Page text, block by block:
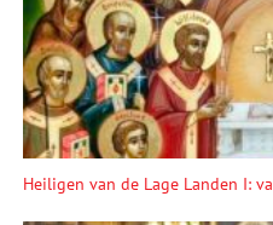
Heiligen van de Lage Landen I: